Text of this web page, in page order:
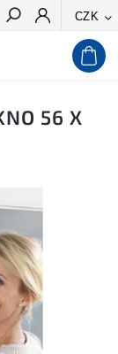
CZK
Hledat
56 X